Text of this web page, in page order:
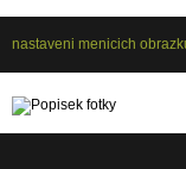
nastaveni menicich